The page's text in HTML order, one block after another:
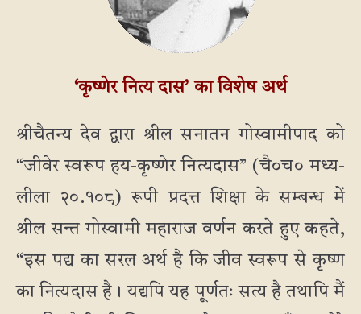
‘कृष्णेर नित्य दास’ का विशेष अर्थ
श्रीचैतन्य देव द्वारा श्रील सनातन गोस्वामीपाद को
“जीवेर स्वरूप हय-कृष्णेर नित्यदास” (चै०च० मध्य-
लीला २०.१०८) रूपी प्रदत्त शिक्षा के सम्बन्ध में
श्रील सन्त गोस्वामी महाराज वर्णन करते हुए कहते,
“इस पद्य का सरल अर्थ है कि जीव स्वरूप से कृष्ण
का नित्यदास है। यद्यपि यह पूर्णतः सत्य है तथापि मैं